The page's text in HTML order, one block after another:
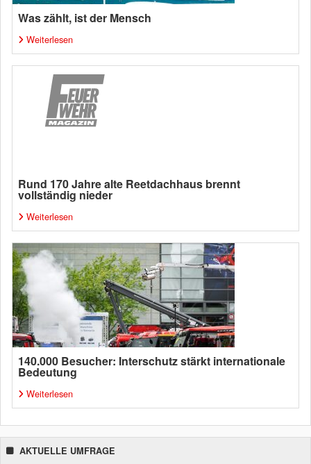
Was zählt, ist der Mensch
Weiterlesen
Rund 170 Jahre alte Reetdachhaus brennt
vollständig nieder
Weiterlesen
140.000 Besucher: Interschutz stärkt internationale
Bedeutung
Weiterlesen
AKTUELLE UMFRAGE